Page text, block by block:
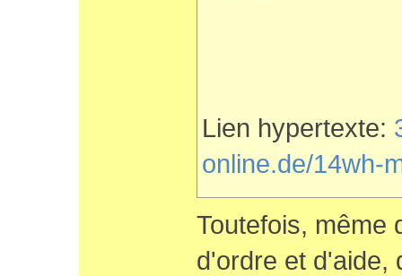
Lien hypertexte:
online.de/14wh-
Toutefois, même
d'ordre et d'aide,